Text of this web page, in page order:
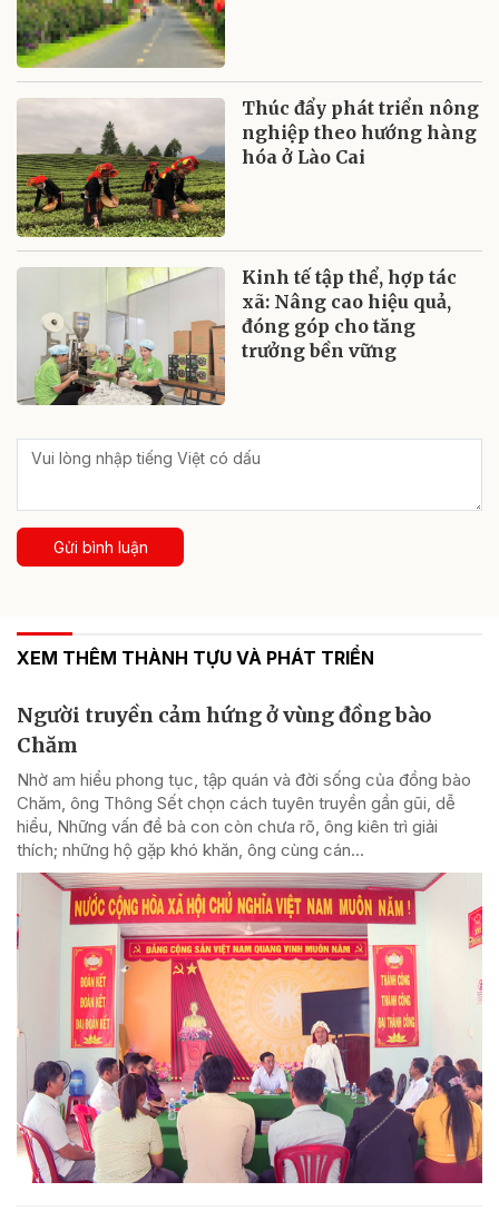
Thúc đẩy phát triển nông
nghiệp theo hướng hàng
hóa ở Lào Cai
Kinh tế tập thể, hợp tác
xã: Nâng cao hiệu quả,
đóng góp cho tăng
trưởng bền vững
Gửi bình luận
XEM THÊM THÀNH TỰU VÀ PHÁT TRIỂN
Người truyền cảm hứng ở vùng đồng bào
Chăm
Nhờ am hiểu phong tục, tập quán và đời sống của đồng bào
Chăm, ông Thông Sết chọn cách tuyên truyền gần gũi, dễ
hiểu, Những vấn đề bà con còn chưa rõ, ông kiên trì giải
thích; những hộ gặp khó khăn, ông cùng cán...